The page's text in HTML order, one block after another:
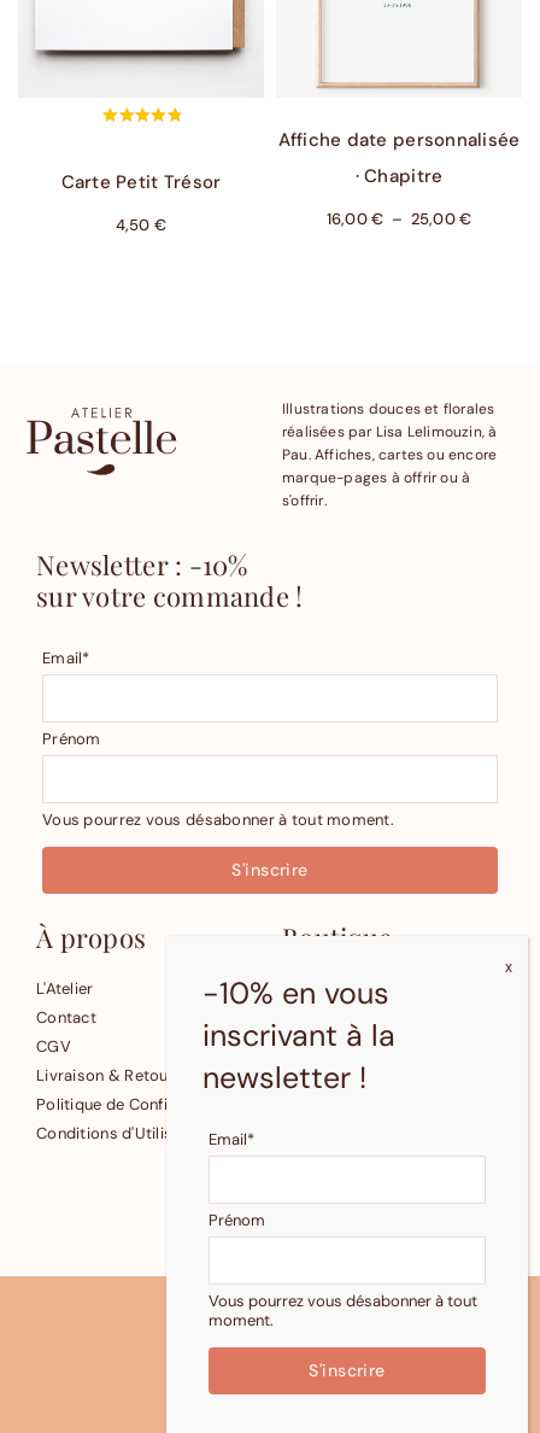
Carte Petit Trésor
4,50€
Choix Des Options
Affiche date personnalisée
· Chapitre
16,00€ – 25,00€
Illustrations douces et florales
réalisées par Lisa Lelimouzin, à
Pau. Affiches, cartes ou encore
marque-pages à offrir ou à
s'offrir.
Newsletter : -10%
sur votre commande !
Email*
Prénom
Vous pourrez vous désabonner à tout moment.
À propos
L'Atelier
Contact
CGV
Livraison & Retours
Politique de Confidentialité
Conditions d'Utilisation
Boutique
Affiches
Petite Papeterie
Fonds d'écran gratuits
Reproduction et revente
HAUT DE PAGE
-10% en vous
inscrivant à la
newsletter !
Email*
Prénom
Vous pourrez vous désabonner à tout
moment.